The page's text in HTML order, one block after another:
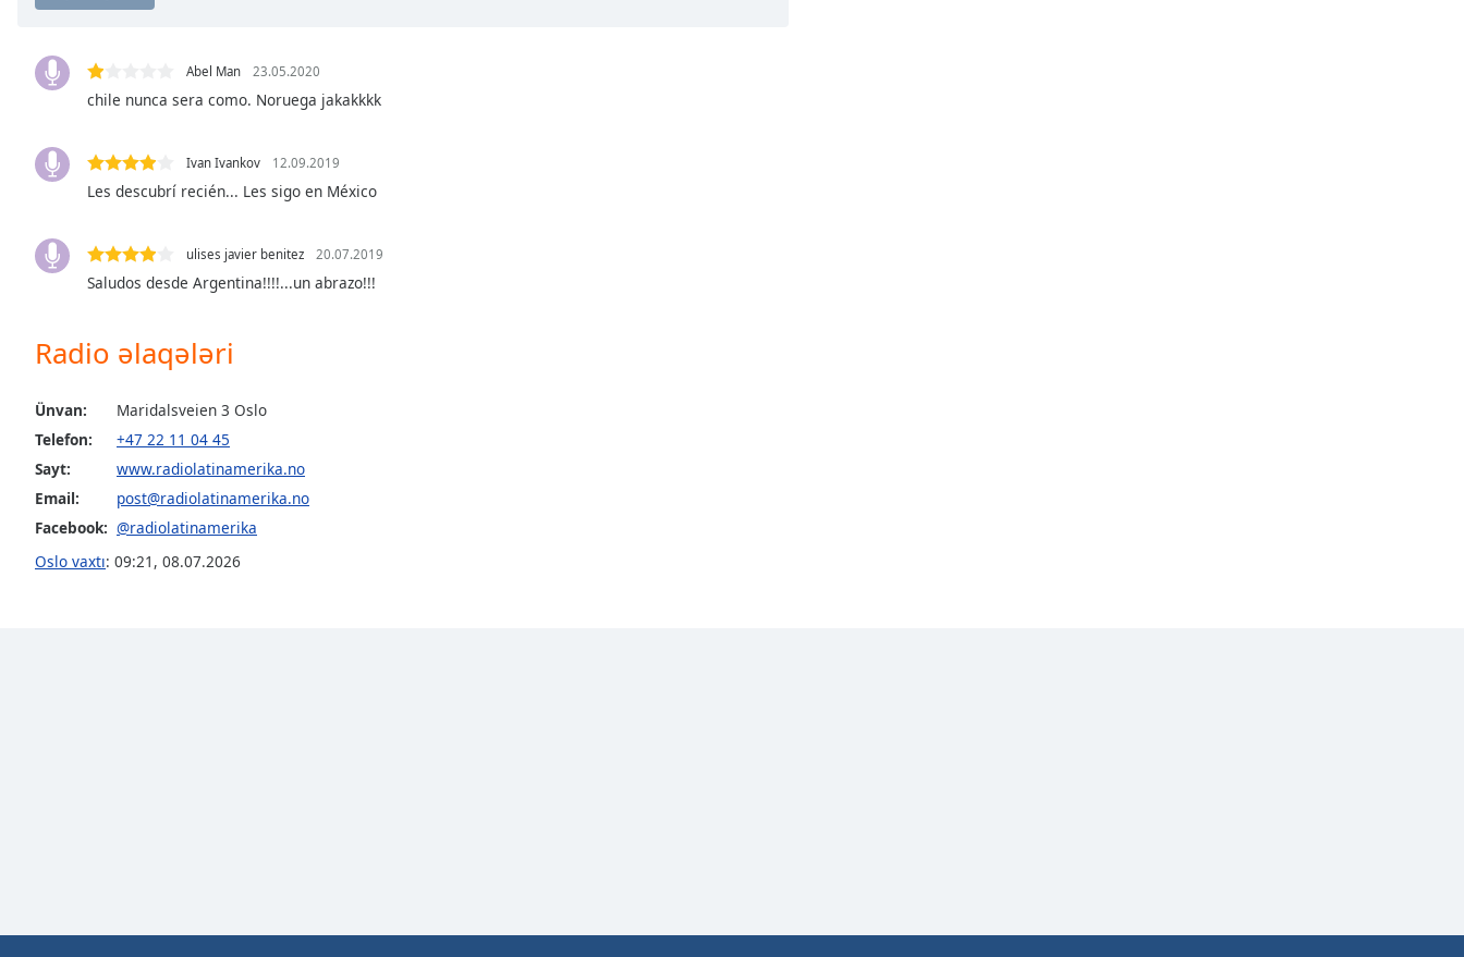
Opacity
Background
Color
Opacity
Caption
Background
Color
Opacity
Close
Abel Man 23.05.2020
chile nunca sera como. Noruega jakakkkk
Ivan Ivankov 12.09.2019
Les descubrí recién... Les sigo en México
ulises javier benitez 20.07.2019
Saludos desde Argentina!!!!...un abrazo!!!
Radio əlaqələri
Ünvan:
Maridalsveien 3 Oslo
Telefon:
+47 22 11 04 45
Sayt:
www.radiolatinamerika.no
Email:
post@radiolatinamerika.no
Facebook: @radiolatinamerika
Oslo vaxtı: 09:21 , 08.07.2026